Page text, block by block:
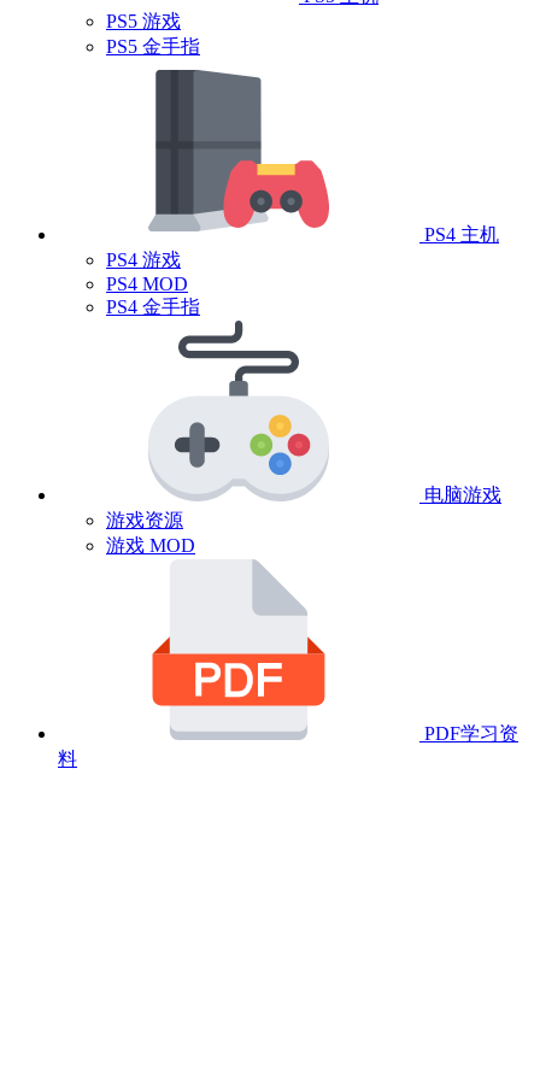
PS5 游戏
PS5 金手指
PS4 主机
PS4 游戏
PS4 MOD
PS4 金手指
电脑游戏
游戏资源
游戏 MOD
PDF学习资
料